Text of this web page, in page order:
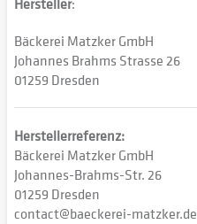
Bäckerei Matzker GmbH
Johannes Brahms Strasse 26
01259 Dresden
Herstellerreferenz:
Bäckerei Matzker GmbH
Johannes-Brahms-Str. 26
01259 Dresden
contact@baeckerei-matzker.de